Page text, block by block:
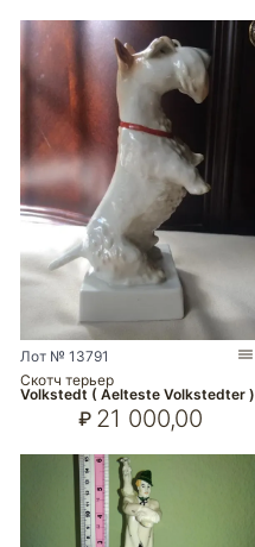
Лот № 13791
Скотч терьер
Volkstedt ( Aelteste Volkstedter )
₽ 21 000,00